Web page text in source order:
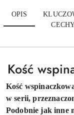
OPIS
Kość
Kość
w serii,
Podobnie jak inne